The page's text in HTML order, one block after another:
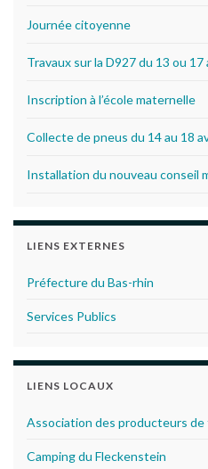
Journée citoyenne
Travaux sur la D927 du 13 ou 17
Inscription à l’école maternelle
Collecte de pneus du 14 au 18
Installation du nouveau conseil
LIENS EXTERNES
Préfecture du Bas-rhin
Services Publics
LIENS LOCAUX
Association des producteurs de
Camping du Fleckenstein